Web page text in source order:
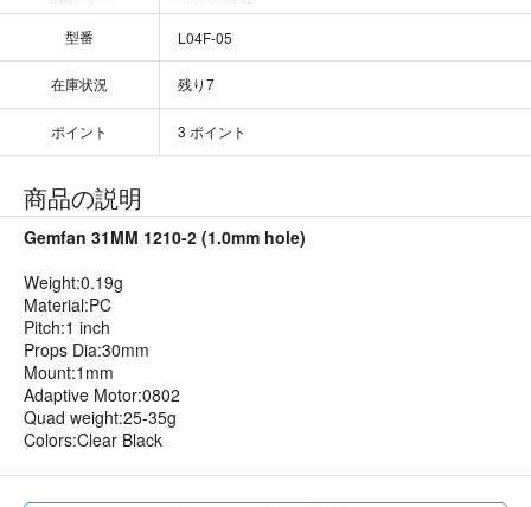
型番 L04F-05
在庫状況 残り7
ポイント 3 ポイント
商品の説明
Gemfan 31MM 1210-2 (1.0mm hole)
Weight:0.19g
Material:PC
Pitch:1 inch
Props Dia:30mm
Mount:1mm
Adaptive Motor:0802
Quad weight:25-35g
Colors:Clear Black